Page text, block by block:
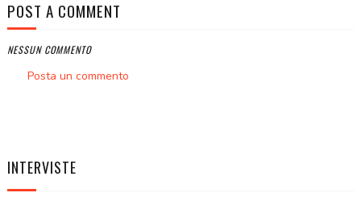
POST A COMMENT
NESSUN COMMENTO
Posta un commento
INTERVISTE